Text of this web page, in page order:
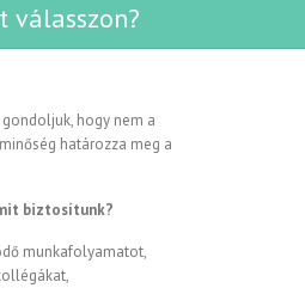
válasszon?
hogy nem a
határozza meg a
biztosítunk?
munkafolyamatot,